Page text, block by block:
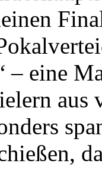
– eine
aus